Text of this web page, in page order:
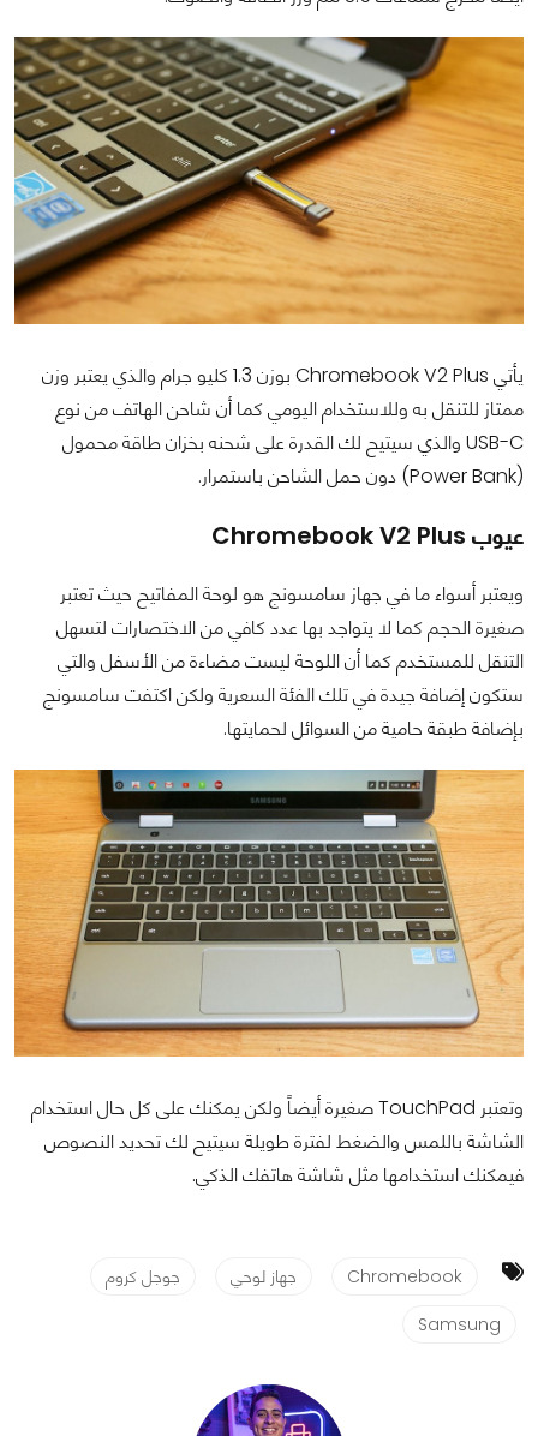
يأتي Chromebook V2 Plus بوزن 1.3 كليو جرام والذي يعتبر وزن
ممتاز للتنقل به وللاستخدام اليومي كما أن شاحن الهاتف من نوع
USB-C والذي سيتيح لك القدرة على شحنه بخزان طاقة محمول
(Power Bank) دون حمل الشاحن باستمرار.
عيوب Chromebook V2 Plus
ويعتبر أسواء ما في جهاز سامسونج هو لوحة المفاتيح حيث تعتبر
صغيرة الحجم كما لا يتواجد بها عدد كافي من الاختصارات لتسهل
التنقل للمستخدم كما أن اللوحة ليست مضاءة من الأسفل والتي
ستكون إضافة جيدة في تلك الفئة السعرية ولكن اكتفت سامسونج
بإضافة طبقة حامية من السوائل لحمايتها.
وتعتبر TouchPad صغيرة أيضاً ولكن يمكنك على كل حال استخدام
الشاشة باللمس والضغط لفترة طويلة سيتيح لك تحديد النصوص
فيمكنك استخدامها مثل شاشة هاتفك الذكي.
Chromebook جهاز لوحي
جوجل كروم
Samsung